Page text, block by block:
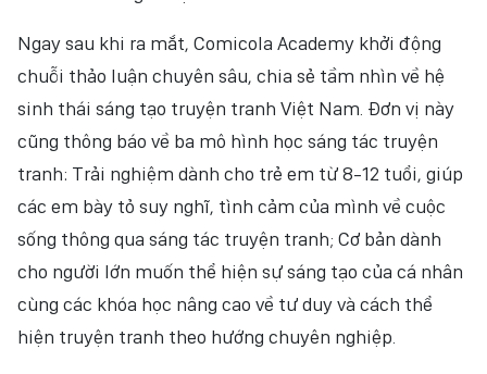
Ngay sau khi ra mắt, Comicola Academy khởi động
chuỗi thảo luận chuyên sâu, chia sẻ tầm nhìn về hệ
sinh thái sáng tạo truyện tranh Việt Nam. Đơn vị này
cũng thông báo về ba mô hình học sáng tác truyện
tranh: Trải nghiệm dành cho trẻ em từ 8-12 tuổi, giúp
các em bày tỏ suy nghĩ, tình cảm của mình về cuộc
sống thông qua sáng tác truyện tranh; Cơ bản dành
cho người lớn muốn thể hiện sự sáng tạo của cá nhân
cùng các khóa học nâng cao về tư duy và cách thể
hiện truyện tranh theo hướng chuyên nghiệp.